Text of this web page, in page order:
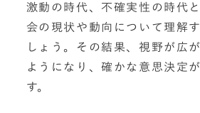
激動の時代、不確実性の時代
会の現状や動向について理解
しょう。その結果、視野が広
ようになり、確かな意思決定
す。